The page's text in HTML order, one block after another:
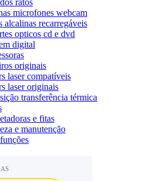
ratos
microfones webcam
alcalinas recarregáveis
opticos cd e dvd
digital
originais
laser compatíveis
laser originais
transferência térmica
e fitas
e manutenção